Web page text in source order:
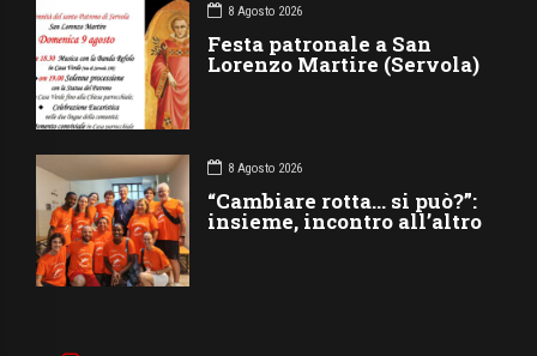
8 Agosto 2026
Festa patronale a San
Lorenzo Martire (Servola)
8 Agosto 2026
“Cambiare rotta… si può?”:
insieme, incontro all’altro